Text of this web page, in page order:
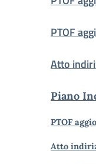
PTOF
Atto
Piano
PTOF
Atto